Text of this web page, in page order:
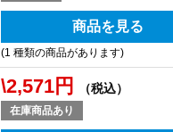
商品を見る
(1 種類の商品があります)
\2,571円 （税込）
在庫商品あり